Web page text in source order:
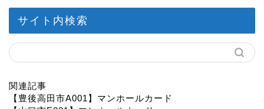
サイト内検索
関連記事
【豊後高田市A001】マンホールカード